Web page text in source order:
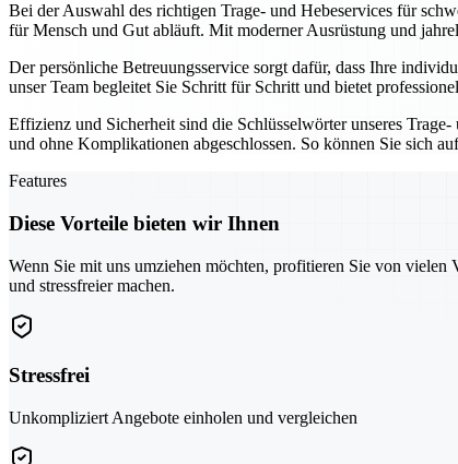
Bei der Auswahl des richtigen Trage- und Hebeservices für
für Mensch und Gut abläuft. Mit moderner Ausrüstung und
Der persönliche Betreuungsservice sorgt dafür, dass Ihre
unser Team begleitet Sie Schritt für Schritt und bietet
Effizienz und Sicherheit sind die Schlüsselwörter unseres
und ohne Komplikationen abgeschlossen. So können Sie sich
Features
Diese Vorteile bieten wir Ihnen
Wenn Sie mit uns umziehen möchten, profitieren Sie von
und stressfreier machen.
Stressfrei
Unkompliziert Angebote einholen und vergleichen